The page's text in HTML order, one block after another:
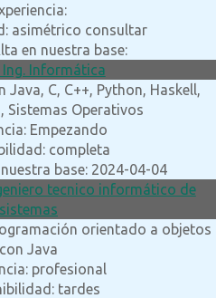
asimétrico consultar
en nuestra base:
Ing. Informática
C, C++, Python, Haskell,
Sistemas Operativos
Empezando
completa
base: 2024-04-04
tecnico informático de
sistemas
orientado a objetos
con Java
profesional
tardes